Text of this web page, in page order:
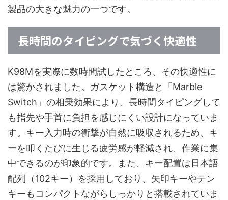
製品の大きな魅力の一つです。
長時間のタイピングで気づく快適性
K98Mを実際に数時間試したところ、その快適性に
は驚かされました。ガスケット構造と「Marble
Switch」の相乗効果により、長時間タイピングして
も指先や手首に負担を感じにくい設計になっていま
す。キー入力時の衝撃が自然に吸収されるため、キ
ーを叩くたびに生じる疲労感が軽減され、作業に集
中できるのが印象的です。また、キー配置は日本語
配列（102キー）を採用しており、矢印キーやテン
キーもコンパクトながらしっかりと搭載されていま